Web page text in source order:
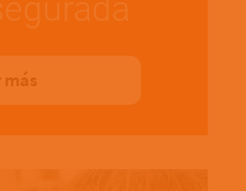
más